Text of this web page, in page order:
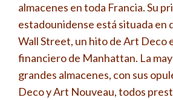
almacenes en toda Francia. Su
estadounidense está situada en
Wall Street, un hito de Art Deco
financiero de Manhattan. La
grandes almacenes, con sus
Deco y Art Nouveau, todos